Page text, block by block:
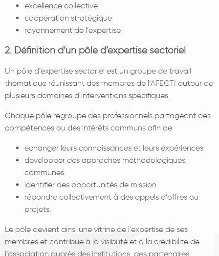
excellence collective
coopération stratégique
rayonnement de l’expertise.
2. Définition d’un pôle d’expertise sectoriel
Un pôle d’expertise sectoriel est un groupe de travail
thématique réunissant des membres de l’AFECTI autour de
plusieurs domaines d’interventions spécifiques.
Chaque pôle regroupe des professionnels partageant des
compétences ou des intérêts communs afin de
échanger leurs connaissances et leurs expériences
développer des approches méthodologiques
communes
identifier des opportunités de mission
répondre collectivement à des appels d’offres ou
projets.
Le pôle devient ainsi une vitrine de l’expertise de ses
membres et contribue à la visibilité et à la crédibilité de
l’association auprès des institutions, des partenaires